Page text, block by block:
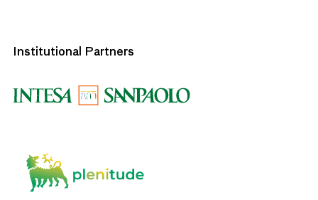
Institutional Partners